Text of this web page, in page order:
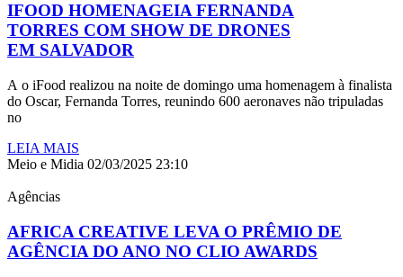
IFOOD HOMENAGEIA FERNANDA
TORRES COM SHOW DE DRONES
EM SALVADOR
A o iFood realizou na noite de domingo uma homenagem à finalista
do Oscar, Fernanda Torres, reunindo 600 aeronaves não tripuladas
no
LEIA MAIS
Meio e Midia 02/03/2025 23:10
Agências
AFRICA CREATIVE LEVA O PRÊMIO DE
AGÊNCIA DO ANO NO CLIO AWARDS